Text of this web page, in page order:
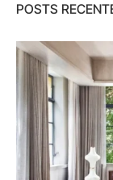
POSTS